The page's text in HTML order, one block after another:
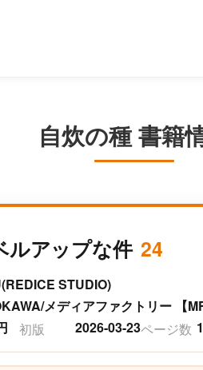
自炊の種 書籍
ルアップな件 24
STUDIO)
メディアファクトリー 【
初版 2026-03-23ページ数